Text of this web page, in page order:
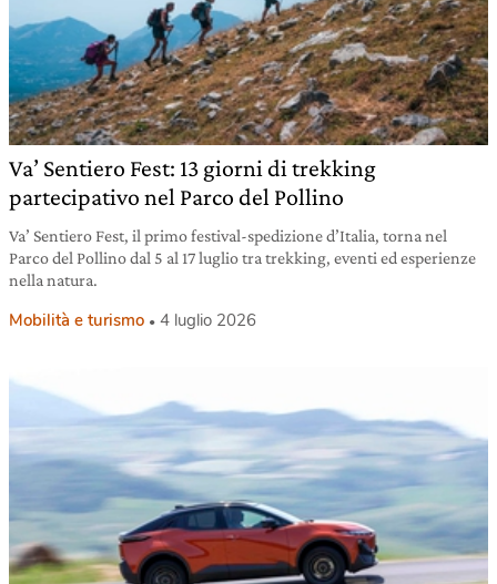
Va’ Sentiero Fest: 13 giorni di trekking
partecipativo nel Parco del Pollino
Va’ Sentiero Fest, il primo festival-spedizione d’Italia, torna nel
Parco del Pollino dal 5 al 17 luglio tra trekking, eventi ed esperienze
nella natura.
Mobilità e turismo 4 luglio 2026